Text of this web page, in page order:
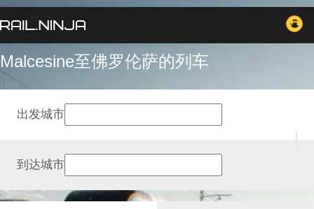
Malcesine至佛罗伦萨的列车
出发城市
到达城市